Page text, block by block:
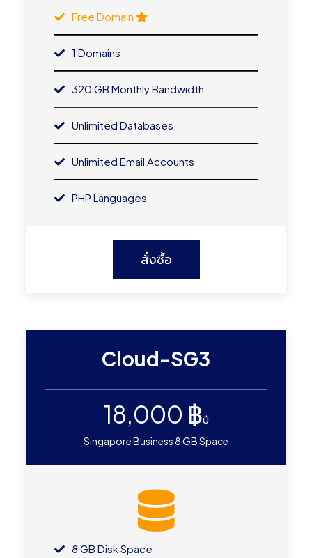
Free Domain
1 Domains
320 GB Monthly Bandwidth
Unlimited Databases
Unlimited Email Accounts
PHP Languages
สั่งซื้อ
Cloud-SG3
18,000 ฿ปี
Singapore Business 8 GB Space
8 GB Disk Space